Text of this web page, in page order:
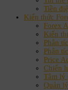
Tiền
Kiến thức
Forex
Kiến
Phân
Phân
Price
Chiến
Tâm lý
Quản